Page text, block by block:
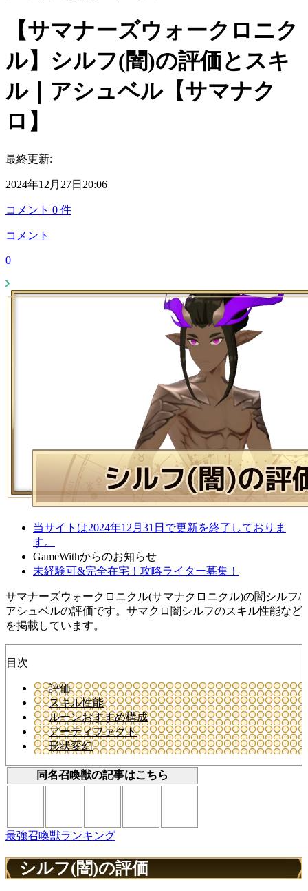
【サマナーズウォークロニク
ル】シルフ(闇)の評価とスキ
ル｜アシュベル【サマナク
ロ】
最終更新:
2024年12月27日20:06
コメント 0 件
コメント
0
当サイトは2024年12月31日で更新を終了しておりま
す。
GameWithからのお知らせ
未経験可&完全在宅！攻略ライター募集！
サマナーズウォークロニクル(サマナクロニクル)の闇シルフ/
アシュベルの評価です。サマクロ闇シルフのスキル性能など
を掲載しています。
目次
評価
スキル性能
ルーンおすすめ構成
アーティファクト
形状変幻
同名召喚獣の記事はこちら
最強召喚獣ランキング
シルフ(闇)の評価